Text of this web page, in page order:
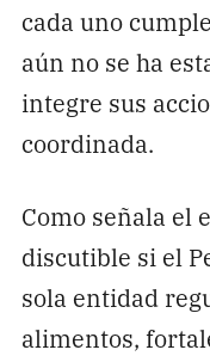
cada uno
aún no se ha
integre sus
coordinada.
Como señala el
discutible si el
sola entidad
alimentos,